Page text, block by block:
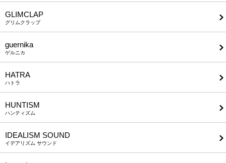
GLIMCLAP
グリムクラップ
guernika
ゲルニカ
HATRA
ハトラ
HUNTISM
ハンティズム
IDEALISM SOUND
イデアリズム サウンド